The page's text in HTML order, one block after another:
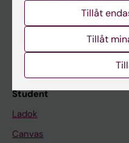
På gång
Student
Ladok
Canvas
Tillåt
Tillåt